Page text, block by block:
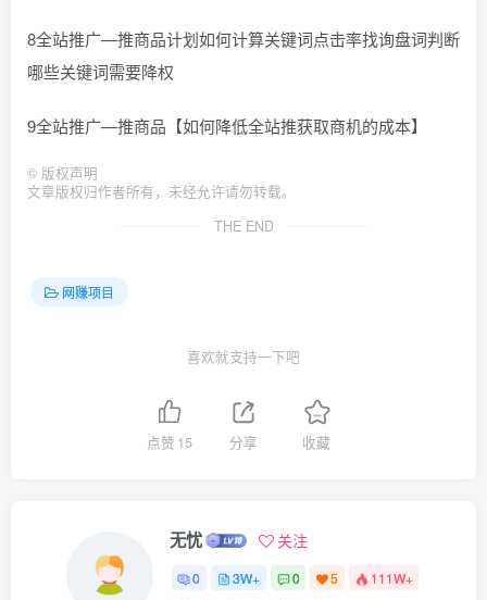
8全站推广—推商品计划如何计算关键词点击率找询盘词判断
哪些关键词需要降权
9全站推广—推商品【如何降低全站推获取商机的成本】
© 版权声明
文章版权归作者所有，未经允许请勿转载。
THE END
网赚项目
喜欢就支持一下吧
点赞 15 分享 收藏
无忧 关注
0 3W+ 0 5 111W+